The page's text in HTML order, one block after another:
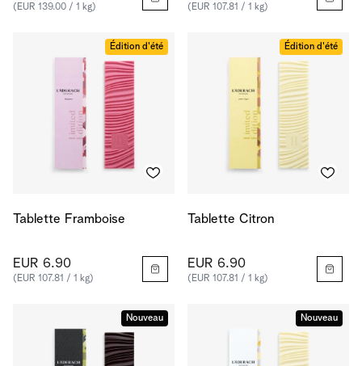
(EUR 139.00 / 1 kg) (EUR 107.81 / 1 kg)
Édition d'été
Tablette Framboise
EUR 6.90
(EUR 107.81 / 1 kg)
Édition d'été
Tablette Citron
EUR 6.90
(EUR 107.81 / 1 kg)
Nouveau Nouveau